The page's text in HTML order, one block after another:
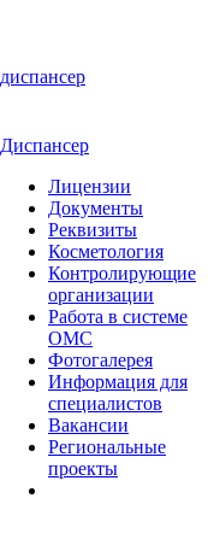
Диспансер
Лицензии
Документы
Реквизиты
Косметология
Контролирующие
организации
Работа в системе
ОМС
Фотогалерея
Информация для
специалистов
Вакансии
Региональные
проекты